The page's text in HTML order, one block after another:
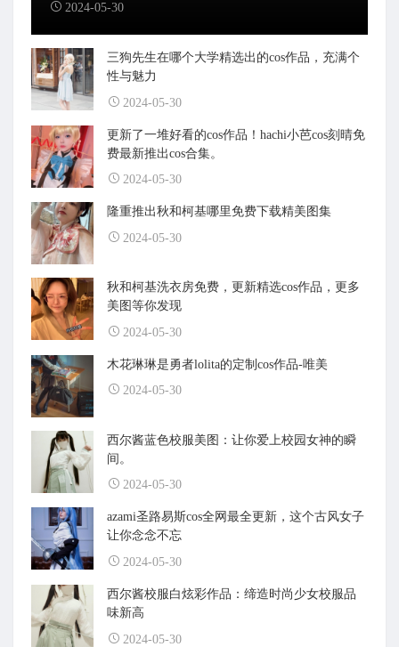
2024-05-30
三狗先生在哪个大学精选出的cos作品，充满个
性与魅力
2024-05-30
更新了一堆好看的cos作品！hachi小芭cos刻晴免
费最新推出cos合集。
2024-05-30
隆重推出秋和柯基哪里免费下载精美图集
2024-05-30
秋和柯基洗衣房免费，更新精选cos作品，更多
美图等你发现
2024-05-30
木花琳琳是勇者lolita的定制cos作品-唯美
2024-05-30
西尔酱蓝色校服美图：让你爱上校园女神的瞬
间。
2024-05-30
azami圣路易斯cos全网最全更新，这个古风女子
让你念念不忘
2024-05-30
西尔酱校服白炫彩作品：缔造时尚少女校服品
味新高
2024-05-30